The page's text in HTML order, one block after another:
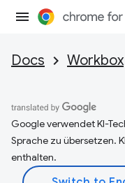
Docs Workbox
Google verwendet KI-
Sprache zu übersetzen.
enthalten.